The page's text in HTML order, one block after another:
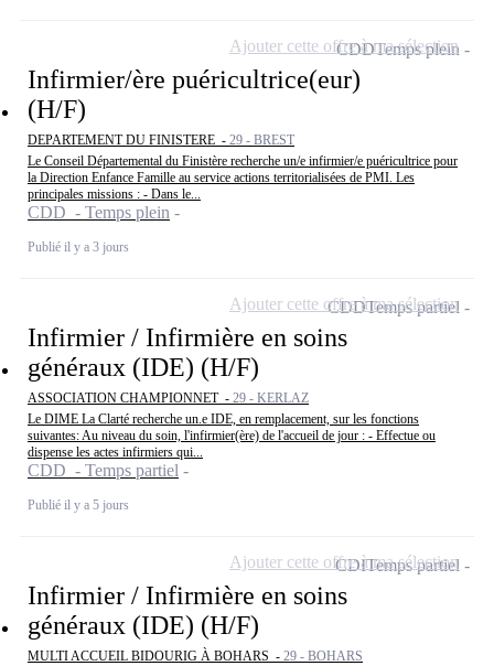
Infirmier/ère puéricultrice(eur)
(H/F)
DEPARTEMENT DU FINISTERE - 29 - BREST
Le Conseil Départemental du Finistère recherche un/e infirmier/e puéricultrice pour
la Direction Enfance Famille au service actions territorialisées de PMI. Les
principales missions : - Dans le...
CDD - Temps plein
Publié il y a 3 jours
CDDTemps plein
Ajouter cette offre à ma sélection
Infirmier / Infirmière en soins
généraux (IDE) (H/F)
ASSOCIATION CHAMPIONNET - 29 - KERLAZ
Le DIME La Clarté recherche un.e IDE, en remplacement, sur les fonctions
suivantes: Au niveau du soin, l'infirmier(ère) de l'accueil de jour : - Effectue ou
dispense les actes infirmiers qui...
CDD - Temps partiel
Publié il y a 5 jours
CDDTemps partiel
Ajouter cette offre à ma sélection
Infirmier / Infirmière en soins
généraux (IDE) (H/F)
MULTI ACCUEIL BIDOURIG À BOHARS - 29 - BOHARS
CDITemps partiel
Ajouter cette offre à ma sélection